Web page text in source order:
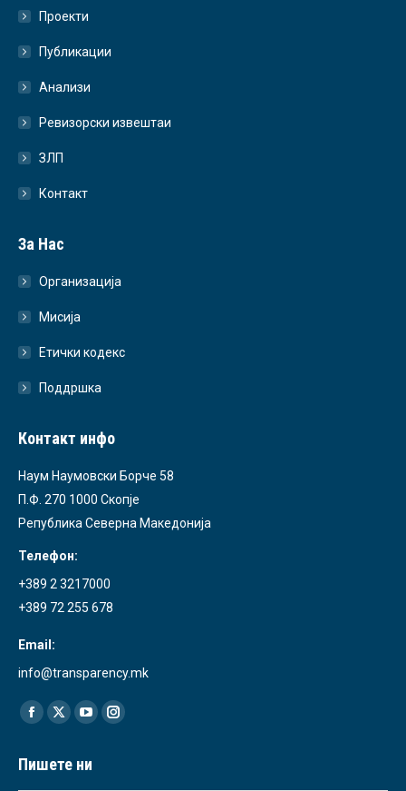
Проекти
Публикации
Анализи
Ревизорски извештаи
ЗЛП
Контакт
За Нас
Организација
Мисија
Етички кодекс
Поддршка
Контакт инфо
Наум Наумовски Борче 58
П.Ф. 270 1000 Скопје
Република Северна Македонија
Телефон:
+389 2 3217000
+389 72 255 678
Email:
info@transparency.mk
Find us on:
Facebook
opens
X
opens
YouTube
opens
Instagram
Пишете ни